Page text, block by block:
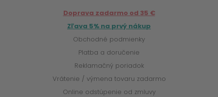
Doprava zadarmo od 35 €
Zľava 5% na prvý nákup
Obchodné podmienky
Platba a doručenie
Reklamačný poriadok
Vrátenie / výmena tovaru zadarmo
Online odstúpenie od zmluvy